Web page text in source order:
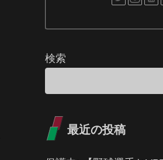
検索
最近の投稿